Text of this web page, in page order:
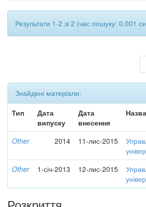
Результати 1-2 зі 2 (час пошуку: 0.001
Знайдені матеріали:
Тип
Дата
випуску
Дата
внесення
Назва
Other 2014 11-лис-2015
Other 1-січ-2013 12-лис-2015